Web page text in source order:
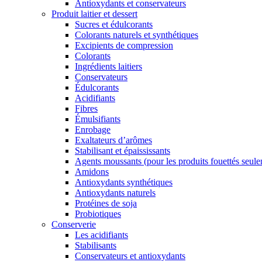
Antioxydants et conservateurs
Produit laitier et dessert
Sucres et édulcorants
Colorants naturels et synthétiques
Excipients de compression
Colorants
Ingrédients laitiers
Conservateurs
Édulcorants
Acidifiants
Fibres
Émulsifiants
Enrobage
Exaltateurs d’arômes
Stabilisant et épaississants
Agents moussants (pour les produits fouettés
Amidons
Antioxydants synthétiques
Antioxydants naturels
Protéines de soja
Probiotiques
Conserverie
Les acidifiants
Stabilisants
Conservateurs et antioxydants